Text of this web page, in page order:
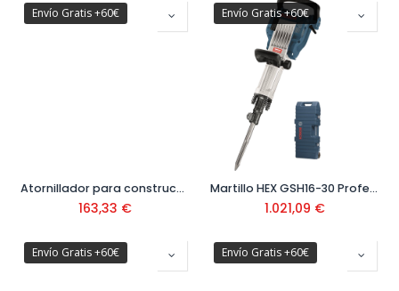
Envío Gratis +60€
Atornillador para construcción en seco GSR 6-45 TE Ref: 0601 445 100
163,33 €
Envío Gratis +60€
Martillo HEX GSH16-30 Profesional 1750 W Ref: 0.611.335.100
1.021,09 €
Envío Gratis +60€ Envío Gratis +60€